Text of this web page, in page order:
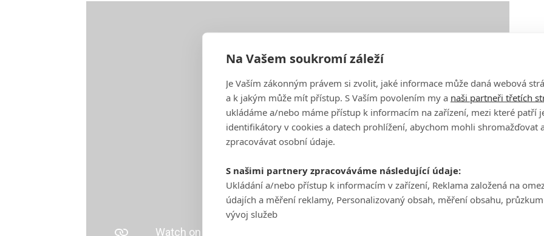
Na Vašem soukromí záleží
Je Vaším zákonným právem si zvolit, jaké informace může daná webová
a k jakým může mít přístup. S Vaším povolením my a naši partneři třetích
ukládáme a/nebo máme přístup k informacím na zařízení, mezi které patří
identifikátory v cookies a datech prohlížení, abychom mohli shromažďovat
zpracovávat osobní údaje.
S našimi partnery zpracováváme následující údaje:
Ukládání a/nebo přístup k informacím v zařízení, Reklama založená na
údajích a měření reklamy, Personalizovaný obsah, měření obsahu,
vývoj služeb